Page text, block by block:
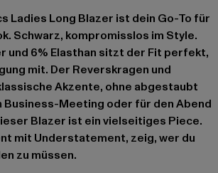
Ladies Long Blazer ist dein Go-To für
Schwarz, kompromisslos im Style.
und 6% Elasthan sitzt der Fit perfekt,
mit. Der Reverskragen und
Akzente, ohne abgestaubt
Business-Meeting oder für den Abend
Blazer ist ein vielseitiges Piece.
mit Understatement, zeig, wer du
zu müssen.